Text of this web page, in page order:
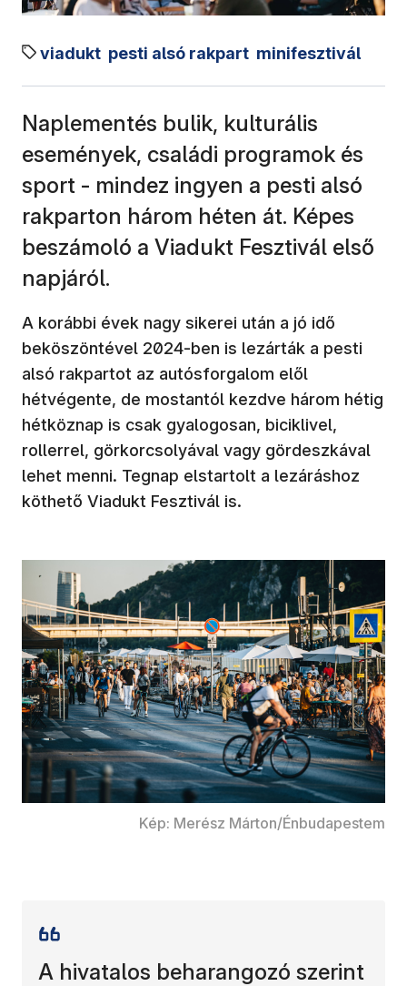
viadukt pesti alsó rakpart minifesztivál
Naplementés bulik, kulturális
események, családi programok és
sport - mindez ingyen a pesti alsó
rakparton három héten át. Képes
beszámoló a Viadukt Fesztivál első
napjáról.
A korábbi évek nagy sikerei után a jó idő
beköszöntével 2024-ben is lezárták a pesti
alsó rakpartot az autósforgalom elől
hétvégente, de mostantól kezdve három hétig
hétköznap is csak gyalogosan, biciklivel,
rollerrel, görkorcsolyával vagy gördeszkával
lehet menni. Tegnap elstartolt a lezáráshoz
köthető Viadukt Fesztivál is.
Kép: Merész Márton/Énbudapestem
A hivatalos beharangozó szerint